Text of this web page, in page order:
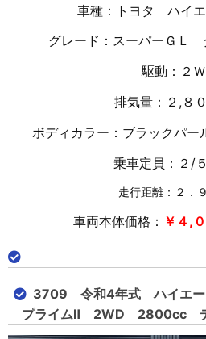
車種：トヨタ ハイ
グレード：スーパーＧＬ
駆動：２
排気量：２,８
ボディカラー：ブラックパー
乗車定員：２/
走行距離：２．
車両本体価格： ￥４,
3709 令和4年式 ハイエ
プライムⅡ 2WD 2800cc